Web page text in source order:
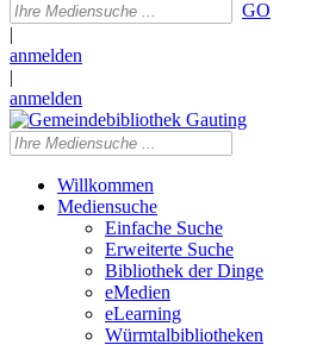
GO
|
anmelden
|
anmelden
Willkommen
Mediensuche
Einfache Suche
Erweiterte Suche
Bibliothek der Dinge
eMedien
eLearning
Würmtalbibliotheken